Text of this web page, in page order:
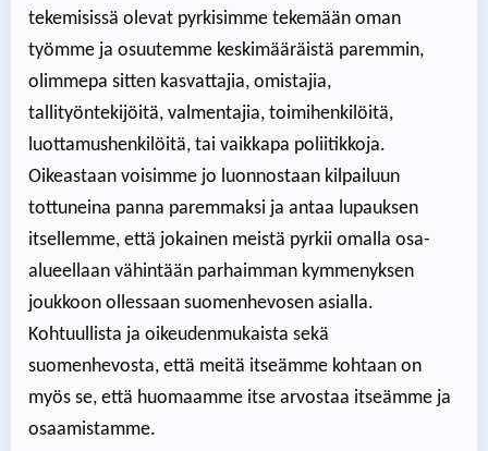
tekemisissä olevat pyrkisimme tekemään oman
työmme ja osuutemme keskimääräistä paremmin,
olimmepa sitten kasvattajia, omistajia,
tallityöntekijöitä, valmentajia, toimihenkilöitä,
luottamushenkilöitä, tai vaikkapa poliitikkoja.
Oikeastaan voisimme jo luonnostaan kilpailuun
tottuneina panna paremmaksi ja antaa lupauksen
itsellemme, että jokainen meistä pyrkii omalla osa-
alueellaan vähintään parhaimman kymmenyksen
joukkoon ollessaan suomenhevosen asialla.
Kohtuullista ja oikeudenmukaista sekä
suomenhevosta, että meitä itseämme kohtaan on
myös se, että huomaamme itse arvostaa itseämme ja
osaamistamme.